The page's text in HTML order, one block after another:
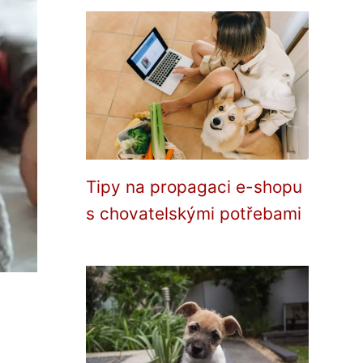
Tipy na propagaci e-shopu
s chovatelskými potřebami